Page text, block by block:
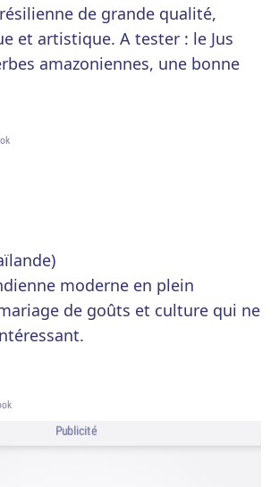
de grande qualité,
et artistique. A tester : le Jus
amazoniennes, une bonne
moderne en plein
de goûts et culture qui ne
Publicité